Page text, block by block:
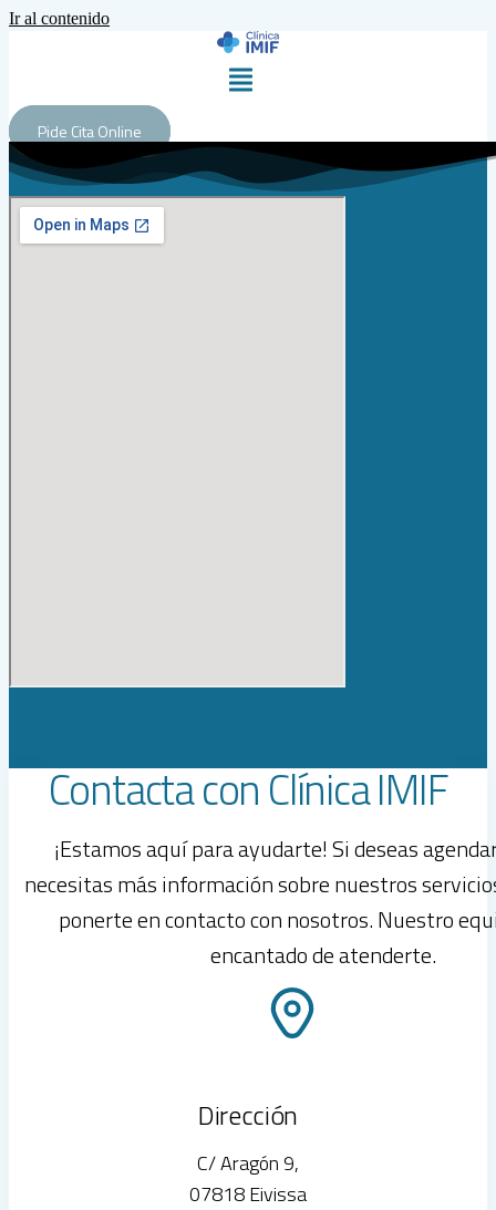
Ir al contenido
Pide Cita Online
Contacta con Clínica IMIF
¡Estamos aquí para ayudarte! Si deseas
necesitas más información sobre nuestros
ponerte en contacto con nosotros. Nuestro
encantado de atenderte.
Dirección
C/ Aragón 9,
07818 Eivissa